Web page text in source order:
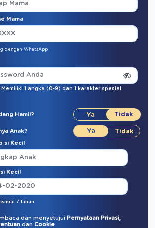
Mama
dengan WhatsApp
Memiliki 1 angka (0-9) dan 1 karakter spesial
Hamil?
Anak?
si Kecil
Kecil
7 Tahun
dan menyetujui Pernyataan Privasi,
dan Cookie